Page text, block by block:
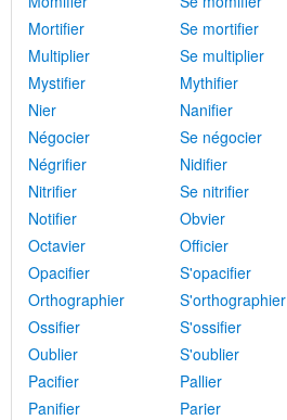
Mortifier
Se mortifier
Multiplier
Se multiplier
Mystifier
Mythifier
Nier
Nanifier
Négocier
Se négocier
Négrifier
Nidifier
Nitrifier
Se nitrifier
Notifier
Obvier
Octavier
Officier
Opacifier
S'opacifier
Orthographier
S'orthographier
Ossifier
S'ossifier
Oublier
S'oublier
Pacifier
Pallier
Panifier
Parier